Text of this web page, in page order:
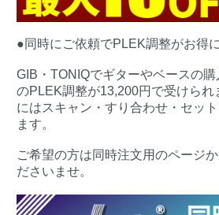
●同時にご依頼でPLEK調整がお得
GIB・TONIQでギターやベースの
のPLEK調整が13,200円で受けられ
にはスキャン・すり合わせ・セッ
ます。
ご希望の方は同時注文用のページ
ださいませ。